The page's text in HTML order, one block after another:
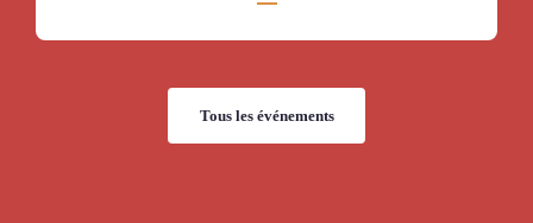
Tous les événements